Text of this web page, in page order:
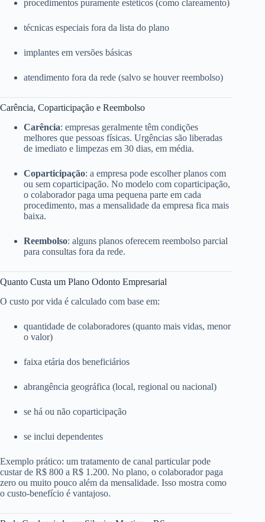
procedimentos puramente estéticos (como clareamento)
técnicas especiais fora da lista do plano
implantes em versões básicas
atendimento fora da rede (salvo se houver reembolso)
Carência, Coparticipação e Reembolso
Carência: empresas geralmente têm condições
melhores que pessoas físicas. Urgências são liberadas
de imediato e limpezas em 30 dias, em média.
Coparticipação: a empresa pode escolher planos com
ou sem coparticipação. No modelo com coparticipação,
o colaborador paga uma pequena parte em cada
procedimento, mas a mensalidade da empresa fica mais
baixa.
Reembolso: alguns planos oferecem reembolso parcial
para consultas fora da rede.
Quanto Custa um Plano Odonto Empresarial
O custo por vida é calculado com base em:
quantidade de colaboradores (quanto mais vidas, menor
o valor)
faixa etária dos beneficiários
abrangência geográfica (local, regional ou nacional)
se há ou não coparticipação
se inclui dependentes
Exemplo prático: um tratamento de canal particular pode
custar de R$ 800 a R$ 1.200. No plano, o colaborador paga
zero ou muito pouco além da mensalidade. Isso mostra como
o custo-benefício é vantajoso.